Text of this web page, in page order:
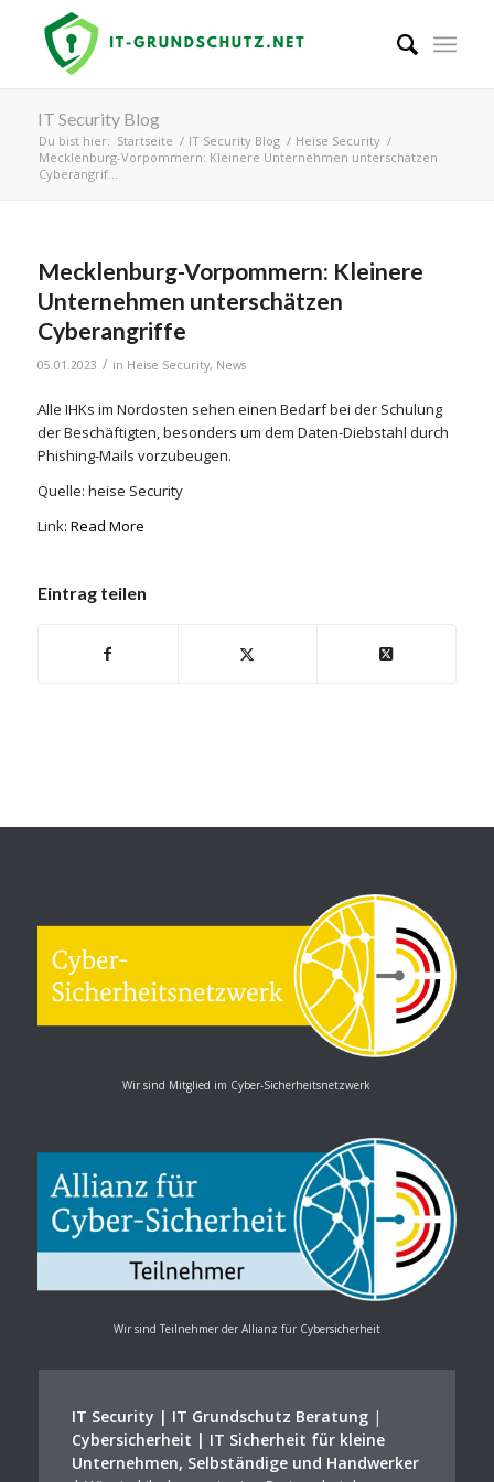
IT Security Blog
Du bist hier: Startseite / IT Security Blog / Heise Security /
Mecklenburg-Vorpommern: Kleinere Unternehmen unterschätzen
Cyberangrif...
Mecklenburg-Vorpommern: Kleinere
Unternehmen unterschätzen
Cyberangriffe
05.01.2023 / in Heise Security, News
Alle IHKs im Nordosten sehen einen Bedarf bei der Schulung
der Beschäftigten, besonders um dem Daten-Diebstahl durch
Phishing-Mails vorzubeugen.
Quelle: heise Security
Link: Read More
Eintrag teilen
Wir sind Mitglied im Cyber-Sicherheitsnetzwerk
Wir sind Teilnehmer der Allianz für Cybersicherheit
IT Security | IT Grundschutz Beratung|
Cybersicherheit | IT Sicherheit für kleine
Unternehmen, Selbständige und Handwerker